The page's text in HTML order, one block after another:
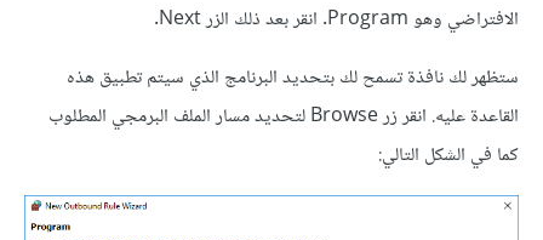
الافتراضي وهو Program. انقر بعد ذلك الزر Next.
ستظهر لك نافذة تسمح لك بتحديد البرنامج الذي سيتم تطبيق هذه
القاعدة عليه. انقر زر Browse لتحديد مسار الملف البرمجي المطلوب
كما في الشكل التالي: